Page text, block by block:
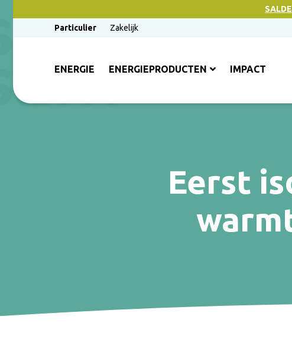
Particulier
Zakelijk
ENERGIE ENERGIEPRODUCTEN IMPACT
Eerst